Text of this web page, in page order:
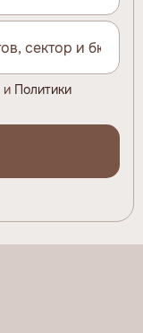
и Политики